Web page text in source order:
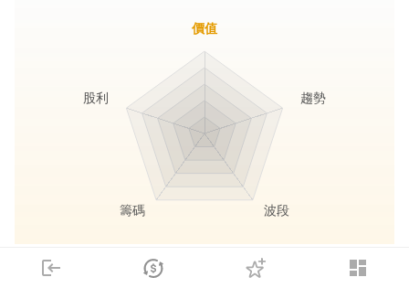
login dashboard
市場 登入
趨勢動能 波段訊號 存股收息
價值
趨勢
波段
籌碼
股利